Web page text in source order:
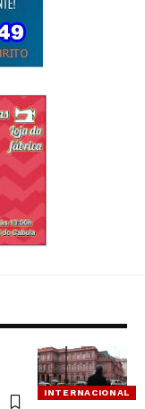
INTERNACIONAL